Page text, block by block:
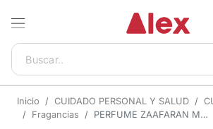
Inicio CUIDADO PERSONAL Y SALUD
Fragancias
PERFUME ZAAFARAN MEGA COLLECTION WILD HUNT 100ML